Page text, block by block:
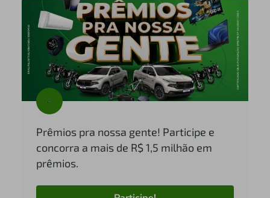
Prêmios pra nossa gente! Participe e
concorra a mais de R$ 1,5 milhão em
prêmios.